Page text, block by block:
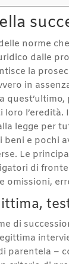
norme
dalle
la
in
legge per
beni e
Le
di
omissioni,
di
parentela –